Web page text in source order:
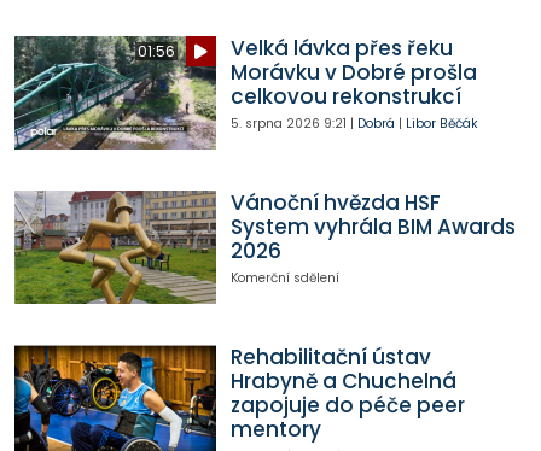
01:56
Velká lávka přes řeku
Morávku v Dobré prošla
celkovou rekonstrukcí
5. srpna 2026 9:21 | Dobrá | Libor Běčák
Vánoční hvězda HSF
System vyhrála BIM Awards
2026
Komerční sdělení
Rehabilitační ústav
Hrabyně a Chuchelná
zapojuje do péče peer
mentory